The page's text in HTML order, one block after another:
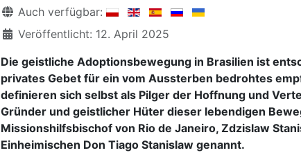
DetailsAuch verfügbar:
Veröffentlicht: 12. April 2025
Die geistliche Adoptionsbewegung in Brasilien ist
privates Gebet für ein vom Aussterben bedrohtes
definieren sich selbst als Pilger der Hoffnung und
Gründer und geistlicher Hüter dieser lebendigen
Missionshilfsbischof von Rio de Janeiro, Zdzislaw
Einheimischen Don Tiago Stanislaw genannt.